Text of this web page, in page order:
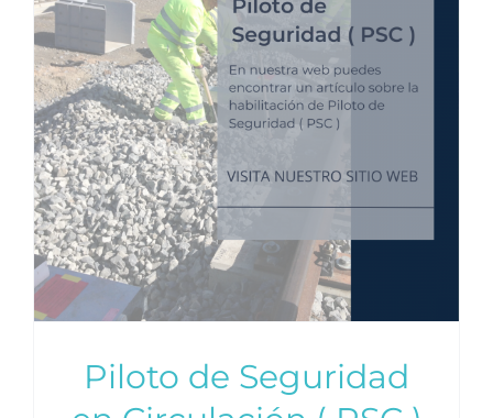
Piloto de Seguridad